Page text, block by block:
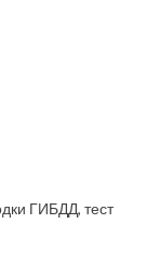
ГИБДД, тест